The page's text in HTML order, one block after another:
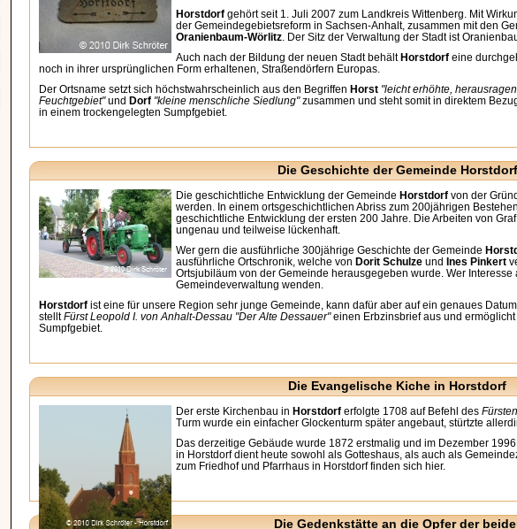
Horstdorf gehört seit 1. Juli 2007 zum Landkreis Wittenberg. Mit
der Gemeindegebietsreform in Sachsen-Anhalt, zusammen mit den
Oranienbaum-Wörlitz . Der Sitz der Verwaltung der Stadt ist
Auch nach der Bildung der neuen Stadt behältHorstdorf eine
noch in ihrer ursprünglichen Form erhaltenen, Straßendörfern Europas.
Der Ortsname setzt sich höchstwahrscheinlich aus den Begriffen Horst "leicht erhöhte,
Feuchtgebiet"und Dorf "kleine menschliche Siedlung"zusammen und steht somit in direktem
in einem trockengelegten Sumpfgebiet.
Die Geschichte der Gemeinde Horstdorf
Die geschichtliche Entwicklung der Gemeinde Horstdorf von der
werden. In einem ortsgeschichtlichen Abriss zum 200jährigen
geschichtliche Entwicklung der ersten 200 Jahre. Die Arbeiten von
ungenau und teilweise lückenhaft.
Wer gern die ausführliche 300jährige Geschichte der Gemeinde
ausführliche Ortschronik, welche von Dorit Schulze und Ines Pinkert
Ortsjubiläum von der Gemeinde herausgegeben wurde. Wer
Gemeindeverwaltung wenden.
Horstdorf ist eine für unsere Region sehr junge Gemeinde, kann dafür aber auf ein genaues
stelltFürst Leopold I. von Anhalt-Dessau "Der Alte Dessauer"einen Erbzinsbrief aus und
Sumpfgebiet.
Die Evangelische Kiche in Horstdorf
Der erste Kirchenbau in Horstdorf erfolgte 1708 auf Befehl des
Turm wurde ein einfacher Glockenturm später angebaut, stürtzte
Das derzeitige Gebäude wurde 1872 erstmalig und im Dezember
in Horstdorf dient heute sowohl als Gotteshaus, als auch als
zum Friedhof und Pfarrhaus in Horstdorf finden sich hier.
Die Gedenkstätte an die Opfer der